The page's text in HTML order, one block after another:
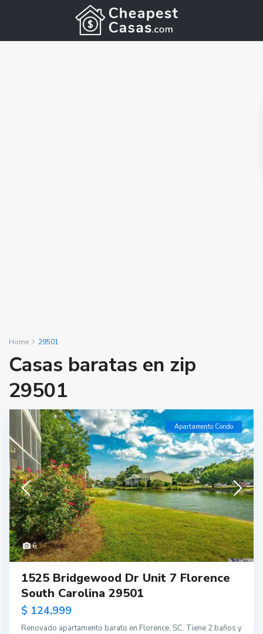
Home 29501
Casas baratas en zip
29501
6
Apartamento Condo
1525 Bridgewood Dr Unit 7 Florence
South Carolina 29501
$ 124,999
Renovado apartamento barato en Florence, SC. Tiene 2 baños y